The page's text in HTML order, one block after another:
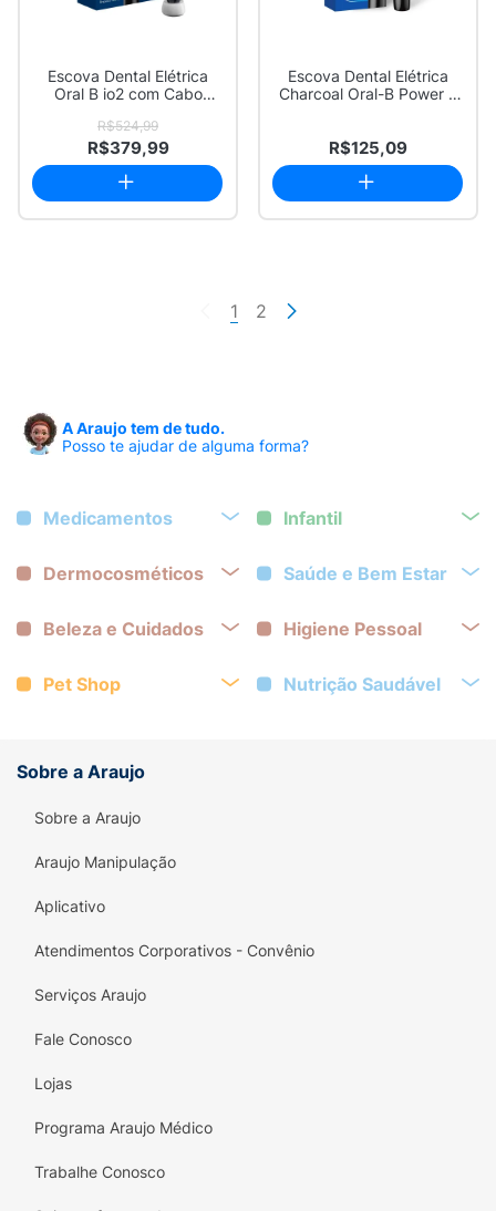
Escova Dental Elétrica
Oral B io2 com Cabo
R$524,99
R$379,99
Escova Dental Elétrica
Charcoal Oral-B Power à
R$125,09
1 2
A Araujo tem de tudo.
Posso te ajudar de alguma forma?
Medicamentos Infantil
Dermocosméticos Saúde e Bem Estar
Beleza e Cuidados Higiene Pessoal
Pet Shop Nutrição Saudável
Sobre a Araujo
Sobre a Araujo
Araujo Manipulação
Aplicativo
Atendimentos Corporativos - Convênio
Serviços Araujo
Fale Conosco
Lojas
Programa Araujo Médico
Trabalhe Conosco